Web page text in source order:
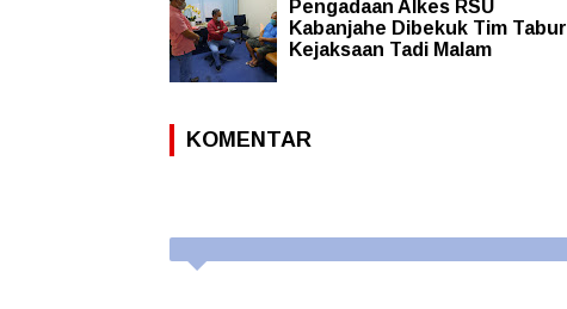
Pengadaan Alkes RSU
Kabanjahe Dibekuk Tim Tabur
Kejaksaan Tadi Malam
KOMENTAR